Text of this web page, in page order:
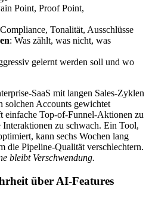
Point, Proof Point,
Tonalität, Ausschlüsse
: Was zählt, was nicht, was
gelernt werden soll und wo
SaaS mit langen Sales-Zyklen
solchen Accounts gewichtet
einfache Top-of-Funnel-Aktionen zu
zu schwach. Ein Tool,
kann sechs Wochen lang
die Pipeline-Qualität verschlechtern.
bleibt Verschwendung.
über AI-Features